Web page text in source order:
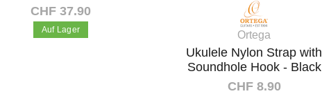
CHF 37.90
Auf Lager Ortega
Ukulele Nylon Strap with
Soundhole Hook - Black
CHF 8.90